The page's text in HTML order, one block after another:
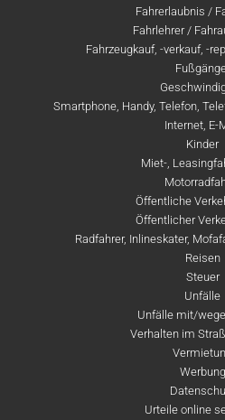
Fahrerlaubnis /
Fahrlehrer /
Fahrzeugkauf, -verkauf, -
Smartphone, Handy, Telefon,
Internet, E-
Kinder
Miet-,
Öffentliche
Öffentlicher
Radfahrer, Inlineskater,
Reisen
Steuer
Unfälle
Unfälle mit/
Verhalten im
Werbung
Urteile online